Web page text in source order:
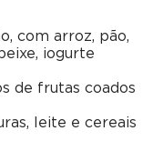
com arroz, pão,
iogurte
de frutas coados
leite e cereais